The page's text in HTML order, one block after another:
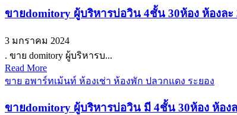
ขายdomitory ผู้บริหารบ่อวิน 4ชั้น 30ห้อง ห้องล
3 มกราคม 2024
. ขาย domitory ผู้บริหารบ...
Read More
ขาย อพาร์ทเม้นท์ ห้องเช่า ห้องพัก ปลวกแดง ระยอง
ขายdomitory ผู้บริหารบ่อวิน มี 4ชั้น 30ห้อง ห้อง